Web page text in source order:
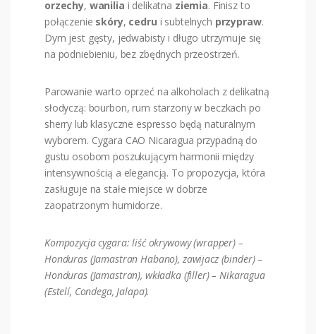
orzechy, wanilia i delikatna ziemia. Finisz to
połączenie skóry, cedru i subtelnych przypraw.
Dym jest gęsty, jedwabisty i długo utrzymuje się
na podniebieniu, bez zbędnych przeostrzeń.
Parowanie warto oprzeć na alkoholach z delikatną
słodyczą: bourbon, rum starzony w beczkach po
sherry lub klasyczne espresso będą naturalnym
wyborem. Cygara CAO Nicaragua przypadną do
gustu osobom poszukującym harmonii między
intensywnością a elegancją. To propozycja, która
zasługuje na stałe miejsce w dobrze
zaopatrzonym humidorze.
Kompozycja cygara: liść okrywowy (wrapper) –
Honduras (Jamastran Habano), zawijacz (binder) –
Honduras (Jamastran), wkładka (filler) – Nikaragua
(Estelí, Condega, Jalapa).